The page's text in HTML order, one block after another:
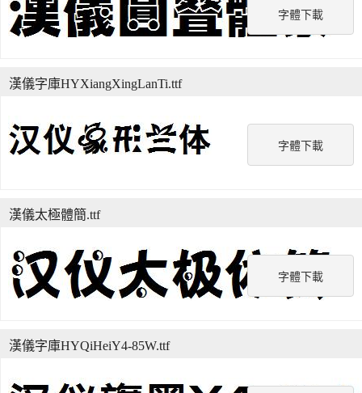
字體下載
字體下載
漢儀字庫HYXiangXingLanTi.ttf
字體下載
漢儀太極體簡.ttf
漢儀字庫HYQiHeiY4-85W.ttf